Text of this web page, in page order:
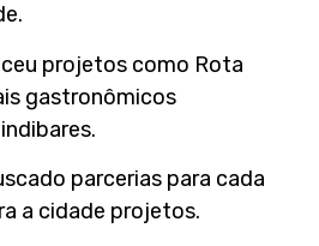
projetos como Rota
gastronômicos
parcerias para cada
a cidade projetos.